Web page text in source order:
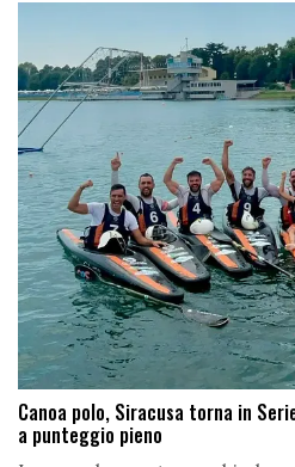
Canoa polo, Siracusa torna in
a punteggio pieno